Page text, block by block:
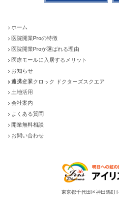
ホーム
医院開業Proの特徴
医院開業Proが選ばれる理由
医療モールに入居するメリット
お知らせ
カメイドクロック ドクターズスクエア
連携企業
土地活用
会社案内
よくある質問
開業無料相談
お問い合わせ
東京都千代田区神田錦町